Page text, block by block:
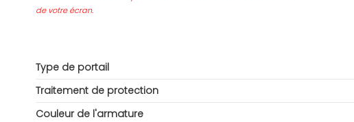
de votre écran.
Type de portail
Traitement de protection
Couleur de l'armature